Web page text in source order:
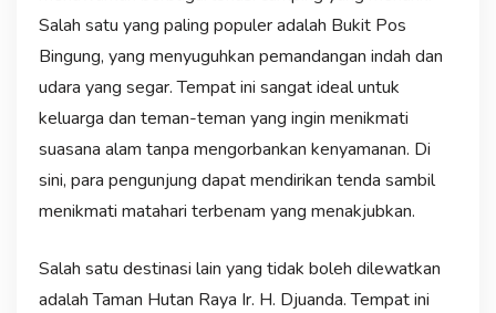
Salah satu yang paling populer adalah Bukit Pos
Bingung, yang menyuguhkan pemandangan indah dan
udara yang segar. Tempat ini sangat ideal untuk
keluarga dan teman-teman yang ingin menikmati
suasana alam tanpa mengorbankan kenyamanan. Di
sini, para pengunjung dapat mendirikan tenda sambil
menikmati matahari terbenam yang menakjubkan.
Salah satu destinasi lain yang tidak boleh dilewatkan
adalah Taman Hutan Raya Ir. H. Djuanda. Tempat ini